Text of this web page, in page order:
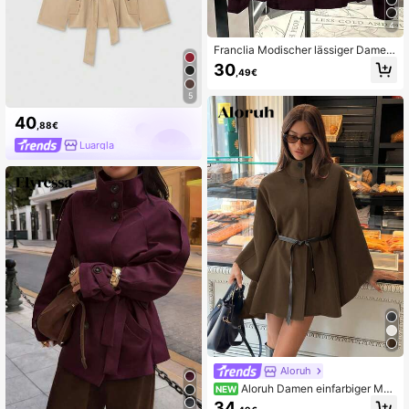
5
40,88€
Luargla
4
Franclia Modischer lässiger Damen
Trenchcoat mit geraffter Taille
30 ,49€
Aloruh
NEW Aloruh Damen einfarbiger Man
tel mit Stehkragen und Fledermaus